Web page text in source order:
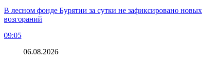
В лесном фонде Бурятии за сутки не зафиксировано новых
возгораний
09:05
06.08.2026